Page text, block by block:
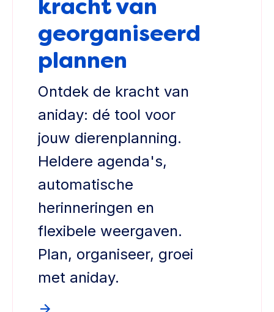
kracht van
georganiseerd
plannen
Ontdek de kracht van
aniday: dé tool voor
jouw dierenplanning.
Heldere agenda's,
automatische
herinneringen en
flexibele weergaven.
Plan, organiseer, groei
met aniday.